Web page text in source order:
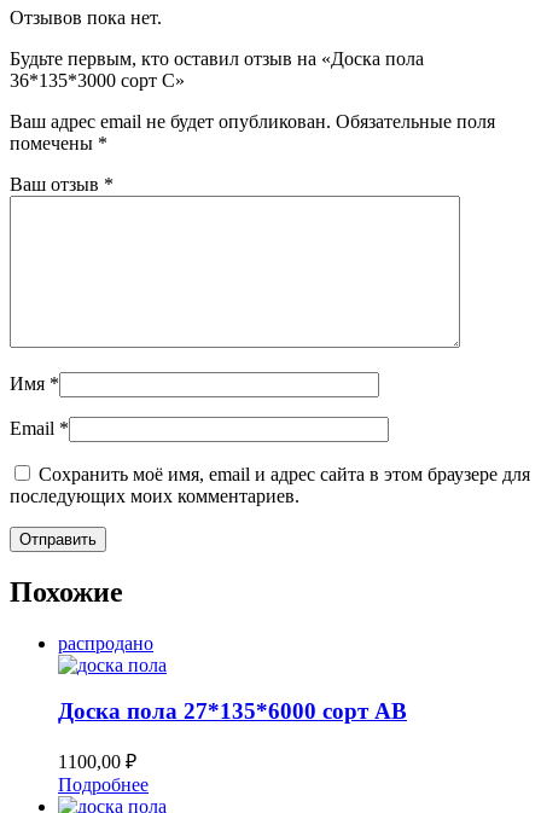
Отзывов пока нет.
Будьте первым, кто оставил отзыв на «Доска пола
36*135*3000 сорт С»
Ваш адрес email не будет опубликован. Обязательные поля
помечены *
Ваш отзыв *
Имя *
Email *
Сохранить моё имя, email и адрес сайта в этом браузере для
последующих моих комментариев.
Похожие
распродано
Доска пола 27*135*6000 сорт АВ
1100,00 ₽
Подробнее